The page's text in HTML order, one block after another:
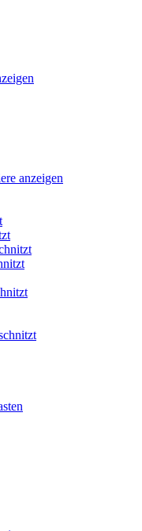
anzeigen